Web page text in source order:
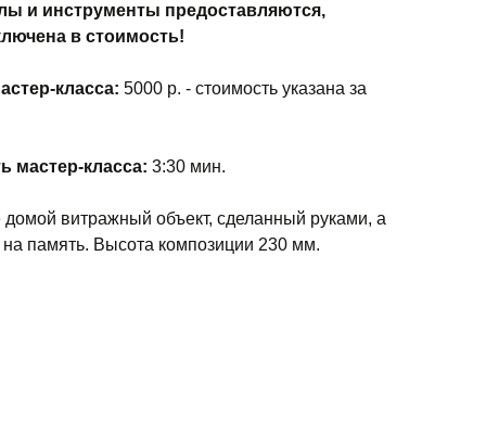
и инструменты предоставляются,
в стоимость!
класса: 5000 р. - стоимость указана за
мастер-класса: 3:30 мин.
домой витражный объект, сделанный руками, а
память. Высота композиции 230 мм.